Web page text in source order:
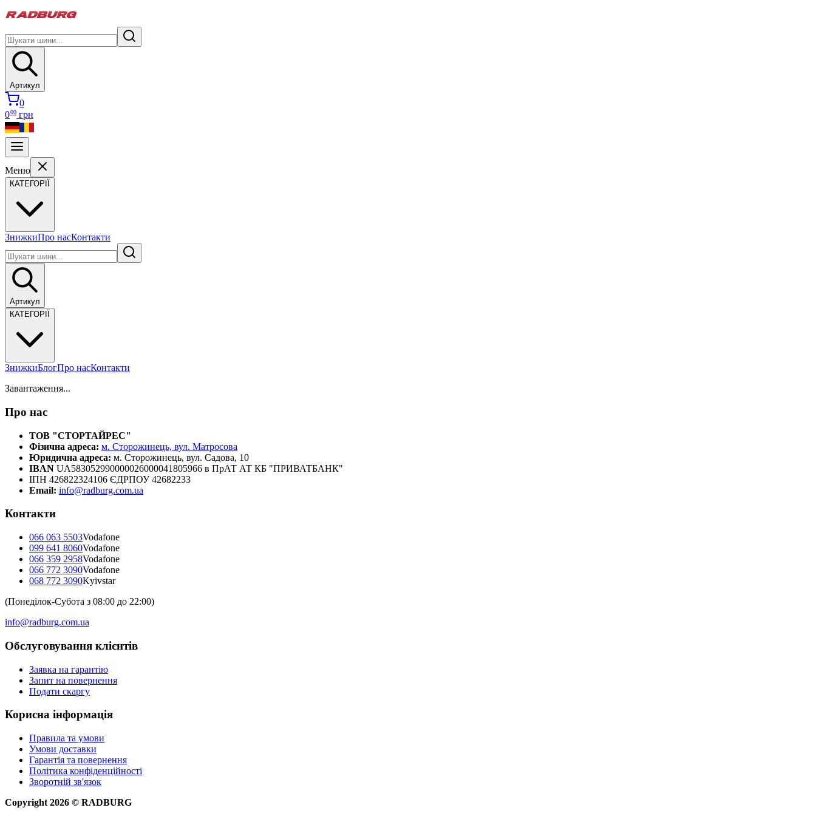
Артикул
0
000 грн
Меню
КАТЕГОРІЇ
ЗнижкиПро насКонтакти
Артикул
КАТЕГОРІЇ
ЗнижкиБлогПро насКонтакти
Завантаження...
Про нас
ТОВ "СТОРТАЙРЕС"
Фізична адреса: м. Сторожинець, вул. Матросова
Юридична адреса: м. Сторожинець, вул. Садова, 10
IBAN UA583052990000026000041805966 в ПрАТ АТ КБ "ПРИВАТБАНК"
ІПН 426822324106 ЄДРПОУ 42682233
Email: info@radburg.com.ua
Контакти
066 063 5503Vodafone
099 641 8060Vodafone
066 359 2958Vodafone
066 772 3090Vodafone
068 772 3090Kyivstar
(Понеділок-Субота з 08:00 до 22:00)
info@radburg.com.ua
Обслуговування клієнтів
Заявка на гарантію
Запит на повернення
Подати скаргу
Корисна інформація
Правила та умови
Умови доставки
Гарантія та повернення
Політика конфіденційності
Зворотній зв'язок
Copyright 2026 © RADBURG